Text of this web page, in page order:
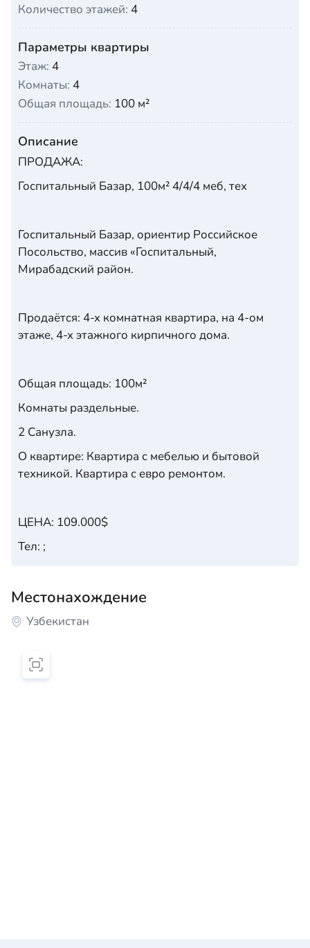
Количество этажей: 4
Параметры квартиры
Этаж: 4
Комнаты: 4
Общая площадь: 100 м²
Описание
ПРОДАЖА:
Госпитальный Базар, 100м² 4/4/4 меб, тех
Госпитальный Базар, ориентир Российское
Посольство, массив «Госпитальный,
Мирабадский район.
Продаётся: 4-х комнатная квартира, на 4-ом
этаже, 4-х этажного кирпичного дома.
Общая площадь: 100м²
Комнаты раздельные.
2 Санузла.
О квартире: Квартира с мебелью и бытовой
техникой. Квартира с евро ремонтом.
ЦЕНА: 109.000$
Тел: ;
Местонахождение
Узбекистан